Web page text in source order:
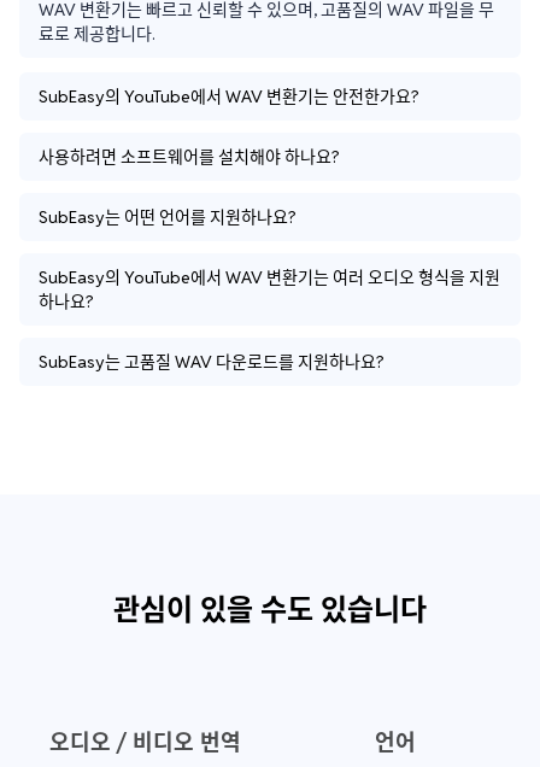
WAV 변환기는 빠르고 신뢰할 수 있으며, 고품질의 WAV 파일을 무
료로 제공합니다.
SubEasy의 YouTube에서 WAV 변환기는 안전한가요?
사용하려면 소프트웨어를 설치해야 하나요?
SubEasy는 어떤 언어를 지원하나요?
SubEasy의 YouTube에서 WAV 변환기는 여러 오디오 형식을 지원
하나요?
SubEasy는 고품질 WAV 다운로드를 지원하나요?
관심이 있을 수도 있습니다
오디오 / 비디오 번역 언어